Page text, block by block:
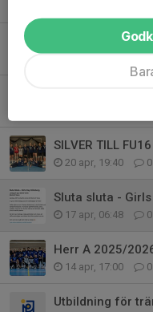
20 apr, 19:40 0
Sluta sluta -
17 apr, 06:48 0
Herr A 2025/
14 apr, 17:00 0
Utbildning för